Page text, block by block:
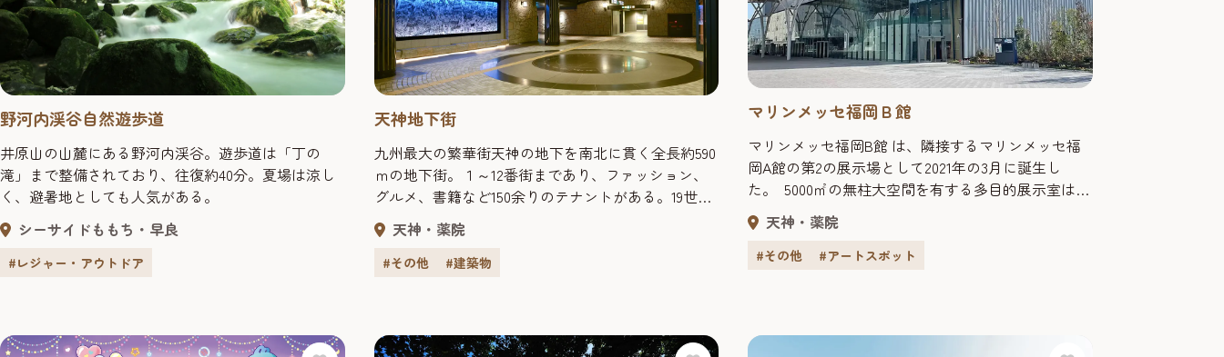
野河内渓谷自然遊歩道
井原山の山麓にある野河内渓谷。遊歩道は「丁の
滝」まで整備されており、往復約40分。夏場は涼し
く、避暑地としても人気がある。
シーサイドももち・早良
#レジャー・アウトドア
天神地下街
九州最大の繁華街天神の地下を南北に貫く全長約590
ｍの地下街。１～12番街まであり、ファッション、
グルメ、書籍など150余りのテナントがある。19世紀
ヨーロッパをイメージして造られ、石畳の床や唐草
模様の天井などは、開業当初から斬新でありながら
落ち着いた雰囲気を効果的に演出している。交通ア
天神・薬院
#その他 #建築物
マリンメッセ福岡Ｂ館
マリンメッセ福岡B館 は、隣接するマリンメッセ福
岡A館の第2の展示場として2021年の3月に誕生し
た。 5000㎡の無柱大空間を有する多目的展示室は、
最⼤6千⼈収容ができ多種多様な催事に対応可能。
天神・薬院
#その他 #アートスポット